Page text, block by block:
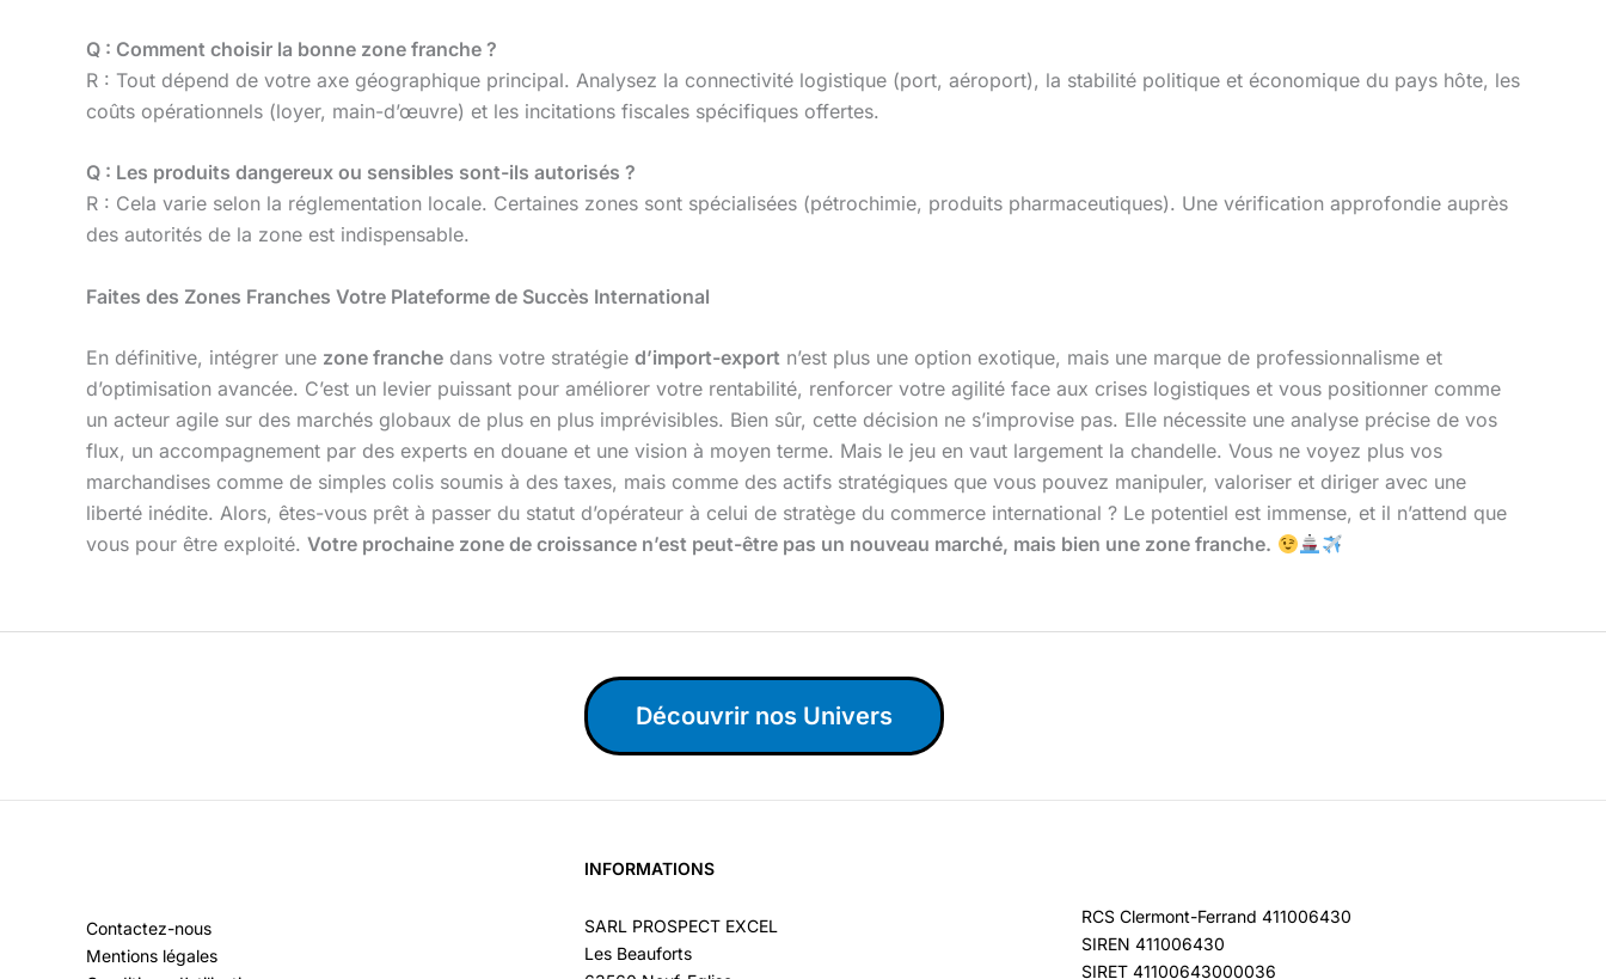
Q : Comment choisir la bonne zone franche ?
R : Tout dépend de votre axe géographique principal. Analysez la connectivité logistique (port, aéroport), la stabilité politique et économique du pays hôte, les
coûts opérationnels (loyer, main-d’œuvre) et les incitations fiscales spécifiques offertes.
Q : Les produits dangereux ou sensibles sont-ils autorisés ?
R : Cela varie selon la réglementation locale. Certaines zones sont spécialisées (pétrochimie, produits pharmaceutiques). Une vérification approfondie auprès
des autorités de la zone est indispensable.
Faites des Zones Franches Votre Plateforme de Succès International
En définitive, intégrer une zone franche dans votre stratégie d’import-export n’est plus une option exotique, mais une marque de professionnalisme et
d’optimisation avancée. C’est un levier puissant pour améliorer votre rentabilité, renforcer votre agilité face aux crises logistiques et vous positionner comme
un acteur agile sur des marchés globaux de plus en plus imprévisibles. Bien sûr, cette décision ne s’improvise pas. Elle nécessite une analyse précise de vos
flux, un accompagnement par des experts en douane et une vision à moyen terme. Mais le jeu en vaut largement la chandelle. Vous ne voyez plus vos
marchandises comme de simples colis soumis à des taxes, mais comme des actifs stratégiques que vous pouvez manipuler, valoriser et diriger avec une
liberté inédite. Alors, êtes-vous prêt à passer du statut d’opérateur à celui de stratège du commerce international ? Le potentiel est immense, et il n’attend que
vous pour être exploité. Votre prochaine zone de croissance n’est peut-être pas un nouveau marché, mais bien une zone franche.
Découvrir nos Univers
Contactez-nous
Mentions légales
INFORMATIONS
SARL PROSPECT EXCEL
Les Beauforts
RCS Clermont-Ferrand 411006430
SIREN 411006430
SIRET 41100643000036